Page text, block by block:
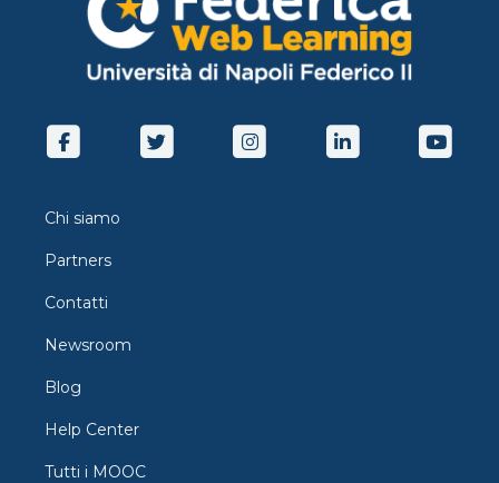
Chi siamo
Partners
Contatti
Newsroom
Blog
Help Center
Tutti i MOOC